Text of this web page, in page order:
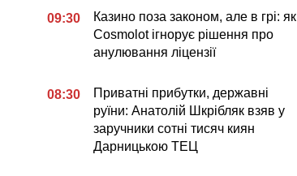
09:30
Казино поза законом, але в грі: як
Cosmolot ігнорує рішення про
анулювання ліцензії
08:30
Приватні прибутки, державні
руїни: Анатолій Шкрібляк взяв у
заручники сотні тисяч киян
Дарницькою ТЕЦ